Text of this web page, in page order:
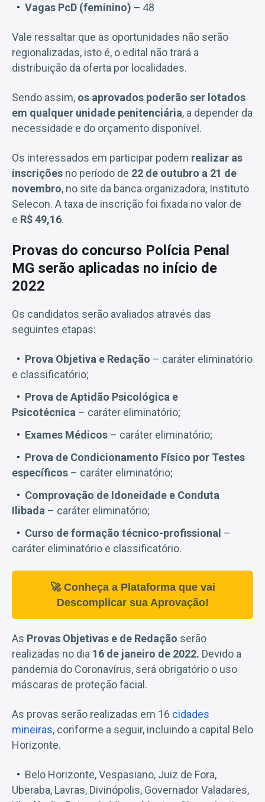
Vagas PcD (feminino) – 48
Vale ressaltar que as oportunidades não serão
regionalizadas, isto é, o edital não trará a
distribuição da oferta por localidades.
Sendo assim, os aprovados poderão ser lotados
em qualquer unidade penitenciária, a depender da
necessidade e do orçamento disponível.
Os interessados em participar podem realizar as
inscrições no período de 22 de outubro a 21 de
novembro, no site da banca organizadora, Instituto
Selecon. A taxa de inscrição foi fixada no valor de
e R$ 49,16.
Provas do concurso Polícia Penal
MG serão aplicadas no início de
2022
Os candidatos serão avaliados através das
seguintes etapas:
Prova Objetiva e Redação – caráter eliminatório
e classificatório;
Prova de Aptidão Psicológica e
Psicotécnica – caráter eliminatório;
Exames Médicos – caráter eliminatório;
Prova de Condicionamento Físico por Testes
específicos – caráter eliminatório;
Comprovação de Idoneidade e Conduta
Ilibada – caráter eliminatório;
Curso de formação técnico-profissional –
caráter eliminatório e classificatório.
🚀 Conheça a Plataforma que vai
Descomplicar sua Aprovação!
As Provas Objetivas e de Redação serão
realizadas no dia 16 de janeiro de 2022. Devido a
pandemia do Coronavírus, será obrigatório o uso
máscaras de proteção facial.
As provas serão realizadas em 16 cidades
mineiras, conforme a seguir, incluindo a capital Belo
Horizonte.
Belo Horizonte, Vespasiano, Juiz de Fora,
Uberaba, Lavras, Divinópolis, Governador Valadares,